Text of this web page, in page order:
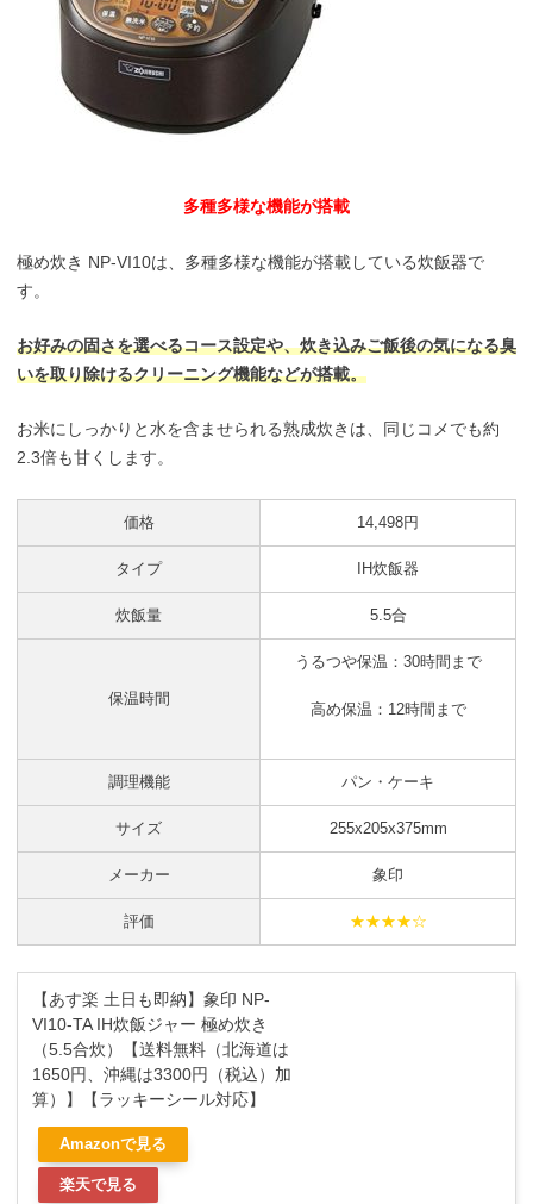
多種多様な機能が搭載
極め炊き NP-VI10は、多種多様な機能が搭載している炊飯器で
す。
お好みの固さを選べるコース設定や、炊き込みご飯後の気になる臭
いを取り除けるクリーニング機能などが搭載。
お米にしっかりと水を含ませられる熟成炊きは、同じコメでも約
2.3倍も甘くします。
価格 14,498円
タイプ IH炊飯器
炊飯量 5.5合
保温時間
うるつや保温：30時間まで
高め保温：12時間まで
調理機能 パン・ケーキ
サイズ 255x205x375mm
メーカー 象印
評価 ★★★★☆
【あす楽 土日も即納】象印 NP-
VI10-TA IH炊飯ジャー 極め炊き
（5.5合炊）【送料無料（北海道は
1650円、沖縄は3300円（税込）加
算）】【ラッキーシール対応】
Amazonで見る
楽天で見る